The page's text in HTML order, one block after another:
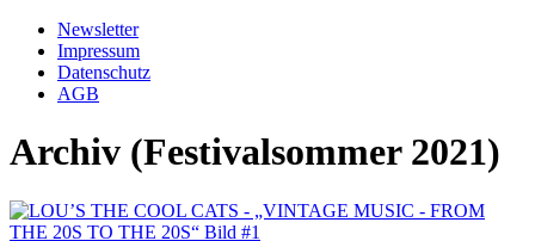
Newsletter
Impressum
Datenschutz
AGB
Archiv (Festivalsommer 2021)